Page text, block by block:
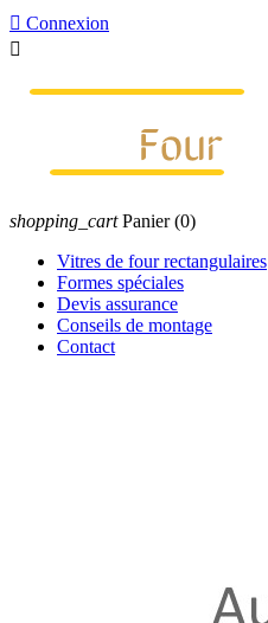
 Connexion

shopping_cart Panier (0)
Vitres de four rectangulaires
Formes spéciales
Devis assurance
Conseils de montage
Contact